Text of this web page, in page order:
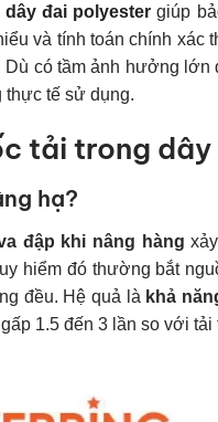
đai polyester giúp
và tính toán chính
Dù có tầm ảnh hưởng
thực tế sử dụng.
tải trong
hạ?
đập khi nâng hàng
hiểm đó thường bắt
đều. Hệ quả là khả
1.5 đến 3 lần so với tải